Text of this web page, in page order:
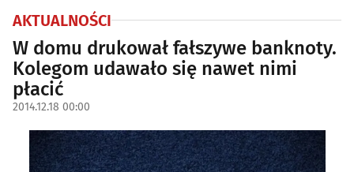
AKTUALNOŚCI
W domu drukował fałszywe banknoty.
Kolegom udawało się nawet nimi
płacić
2014.12.18 00:00